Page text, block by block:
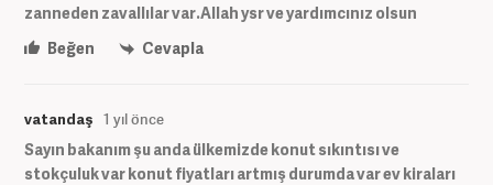
zanneden zavallılar var.Allah ysr ve yardımcınız olsun
Beğen
Cevapla
vatandaş 1 yıl önce
Sayın bakanım şu anda ülkemizde konut sıkıntısı ve
stokçuluk var konut fiyatları artmış durumda var ev kiraları